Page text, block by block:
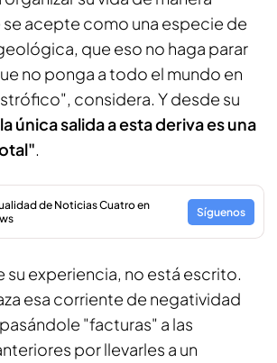
acepte como una especie de
que eso no haga parar
no ponga a todo el mundo en
considera. Y desde su
la única salida a esta deriva es una
.
de Noticias Cuatro en
Síguenos
su experiencia, no está escrito.
esa corriente de negatividad
"facturas" a las
por llevarles a un